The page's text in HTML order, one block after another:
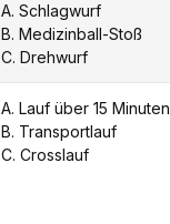
A. Schlagwurf
B. Medizinball-Stoß
C. Drehwurf
A. Lauf über 15 Minuten
B. Transportlauf
C. Crosslauf